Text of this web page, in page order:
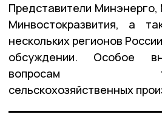
Представители
Минвостокразвития, а
нескольких регионов
обсуждении. Особое
вопросам
сельскохозяйственных